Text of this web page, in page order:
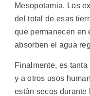
Mesopotamia. Los
del total de esas
que permanecen en
absorben el agua
Finalmente, es
y a otros usos
están secos